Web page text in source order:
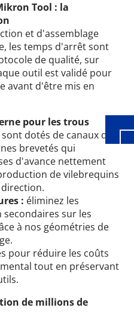
Tool : la
et d'assemblage
les temps d'arrêt sont
de qualité, sur
outil est validé pour
avant d'être mis en
pour les trous
dotés de canaux de
brevetés qui
d'avance nettement
de vilebrequins
: éliminez les
sur les
à nos géométries de
pour réduire les coûts
tout en préservant
de millions de